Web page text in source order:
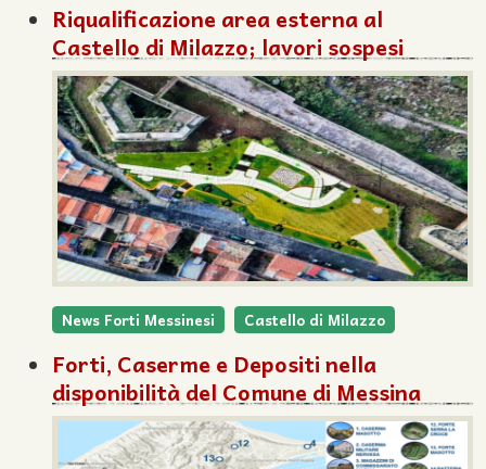
Riqualificazione area esterna al
Castello di Milazzo; lavori sospesi
News Forti Messinesi Castello di Milazzo
Forti, Caserme e Depositi nella
disponibilità del Comune di Messina